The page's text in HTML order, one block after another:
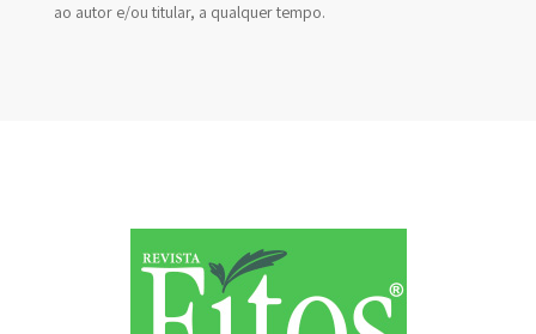
ao autor e/ou titular, a qualquer tempo.